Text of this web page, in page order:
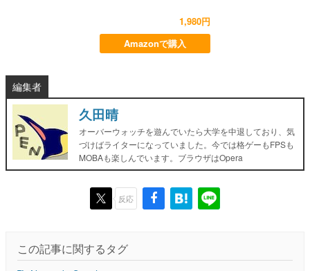
1,980円
Amazonで購入
編集者
久田晴
オーバーウォッチを遊んでいたら大学を中退しており、気
づけばライターになっていました。今では格ゲーもFPSも
MOBAも楽しんでいます。ブラウザはOpera
反応
この記事に関するタグ